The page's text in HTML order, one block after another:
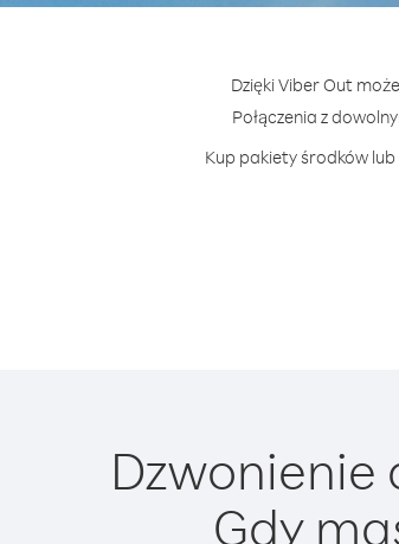
Dzięki Viber Out
Połączenia z
Kup pakiety środków
Dzwonienie
Gdy